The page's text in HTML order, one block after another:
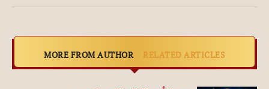
RELATED ARTICLES
MORE FROM AUTHOR